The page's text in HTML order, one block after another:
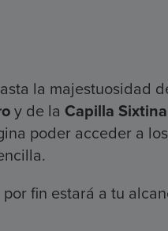
la majestuosidad
y de la Capilla Sixtina
poder acceder a
fin estará a tu